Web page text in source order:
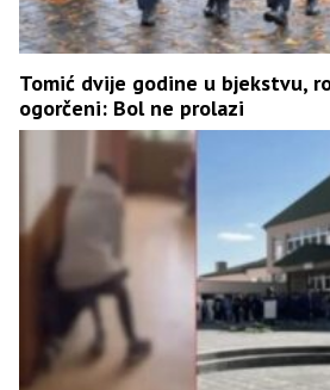
Tomić dvije godine u bjekstvu,
ogorčeni: Bol ne prolazi